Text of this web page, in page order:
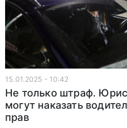
15.01.2025 - 10:42
Не только штраф.
могут наказать
прав